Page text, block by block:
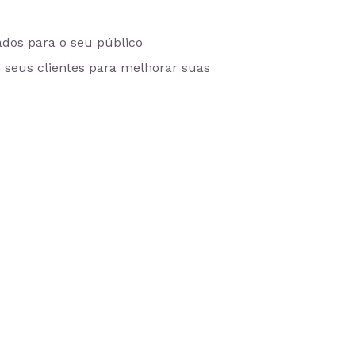
para o seu público
clientes para melhorar suas